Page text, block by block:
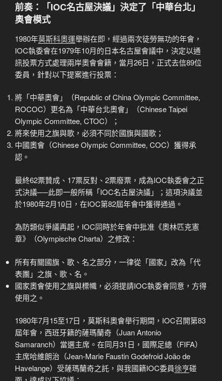
前奏：「IOC名古屋決議」決定了「中華台北」
奧會模式
1980年莫斯科奧運舉辦在即，經過兩次徒勞無功的年會，
IOC執委會在1979年10月的日本名古屋會議中，決定以通
訊投票方式處理兩岸奧會會籍，當月26日，正式去信89位
委員，針對以下提案進行投票：
將「中華奧會」（Republic of China Olympic Committee,
ROCOC）更名為「中華台北奧會」（Chinese Taipei
Olympic Committee, CTOC）；
將來使用之旗與歌，必須不同於國旗與國歌；
中國奧會（Chinese Olympic Committee, COC）獲得承
認。
最終62票贊成、17票反對、2票廢票，成為IOC執委會之正
式決議──此即一般所稱「IOC名古屋決議」；這項決議並
於1980年2月10日，在IOC第82屆年會中獲得通過。
為防類似爭議再起，IOC同時於年會中批准《奧林匹克憲
章》（Olympische Charta）之修改：
所有有關國旗、歌、名之部分，一律從「國家」改為「代
表團」之旗、歌、名。
國家奧會使用之旗與標幟，必須提請IOC執委會同意，方得
使用之。
1980年7月15至17日，莫斯科奧會舉行期間，IOC召開第83
屆年會，西班牙籍的薩瑪蘭奇（Juan Antonio
Samaranch）當選主席。在同月31日，國際足總（FIFA）
主席哈維朗治（Jean-Marie Faustin Godefroid João de
Havelange）受薩瑪蘭奇之託，與我國籍IOC委員徐亨碰